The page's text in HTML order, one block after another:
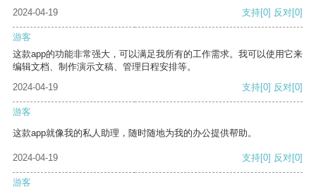
2024-04-19 支持[0] 反对[0]
游客
这款app的功能非常强大，可以满足我所有的工作需求。我可以使用它来
编辑文档、制作演示文稿、管理日程安排等。
2024-04-19
支持[0] 反对[0]
游客
这款app就像我的私人助理，随时随地为我的办公提供帮助。
2024-04-19 支持[0] 反对[0]
游客